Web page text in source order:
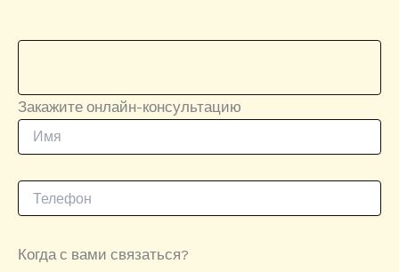
Закажите онлайн-консультацию
Когда с вами связаться?